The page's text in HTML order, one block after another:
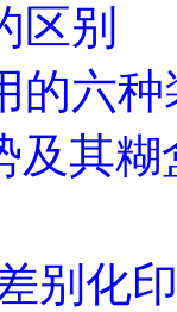
区别
的六
及其
别化